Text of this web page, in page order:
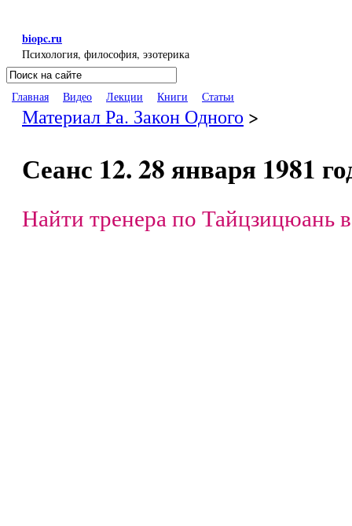
biopc.ru
Психология, философия, эзотерика
Форма поиска
Поиск
Главная Видео Лекции Книги Статьи
Материал Ра. Закон Одного >
Сеанс 12. 28 января 1981
Найти тренера по Тайцзицюань